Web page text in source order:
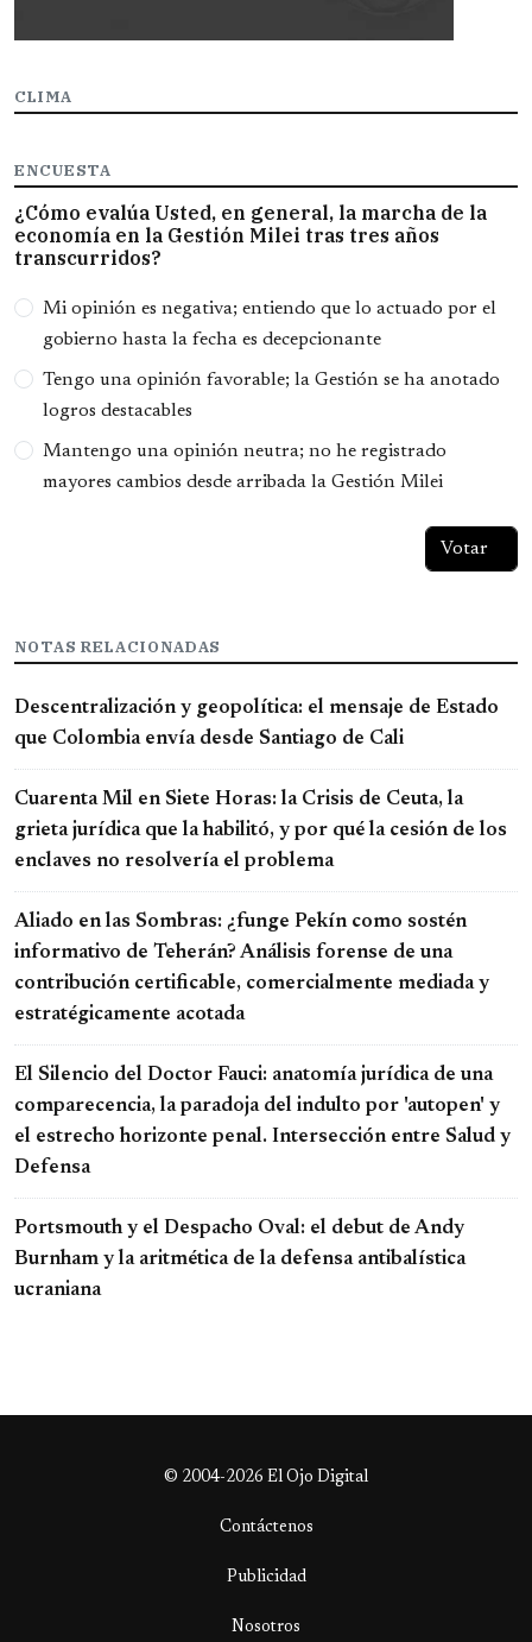
CLIMA
ENCUESTA
¿Cómo evalúa Usted, en general, la marcha de la
economía en la Gestión Milei tras tres años
transcurridos?
Opciones
Mi opinión es negativa; entiendo que lo actuado por el
gobierno hasta la fecha es decepcionante
Tengo una opinión favorable; la Gestión se ha anotado
logros destacables
Mantengo una opinión neutra; no he registrado
mayores cambios desde arribada la Gestión Milei
NOTAS RELACIONADAS
Descentralización y geopolítica: el mensaje de Estado
que Colombia envía desde Santiago de Cali
Cuarenta Mil en Siete Horas: la Crisis de Ceuta, la
grieta jurídica que la habilitó, y por qué la cesión de los
enclaves no resolvería el problema
Aliado en las Sombras: ¿funge Pekín como sostén
informativo de Teherán? Análisis forense de una
contribución certificable, comercialmente mediada y
estratégicamente acotada
El Silencio del Doctor Fauci: anatomía jurídica de una
comparecencia, la paradoja del indulto por 'autopen' y
el estrecho horizonte penal. Intersección entre Salud y
Defensa
Portsmouth y el Despacho Oval: el debut de Andy
Burnham y la aritmética de la defensa antibalística
ucraniana
© 2004-2026 El Ojo Digital
Contáctenos
Publicidad
Nosotros